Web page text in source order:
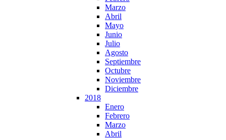
Marzo
Abril
Mayo
Junio
Julio
Agosto
Septiembre
Octubre
Noviembre
Diciembre
2018
Enero
Febrero
Marzo
Abril